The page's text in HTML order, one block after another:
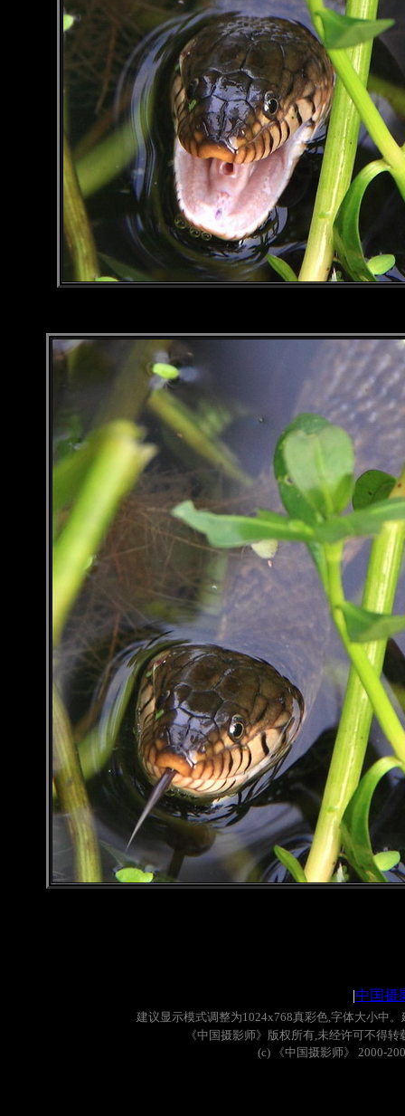
|中国摄
建议显示模式调整为1024x768真彩色,字体大小中。
《中国摄影师》版权所有,未经许可不得转
(c)
《中国摄影师》 2000-200